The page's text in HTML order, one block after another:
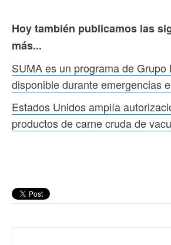
Hoy también publicamos las
más...
SUMA es un programa de Grupo
disponible durante emergencias
Estados Unidos amplía
productos de carne cruda de